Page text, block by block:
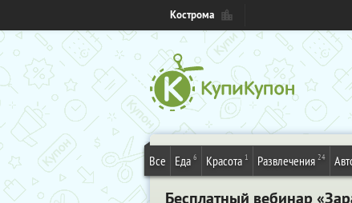
Кострома
Все Еда 6 Красота 1 Развлечения 24
Бесплатный вебинар